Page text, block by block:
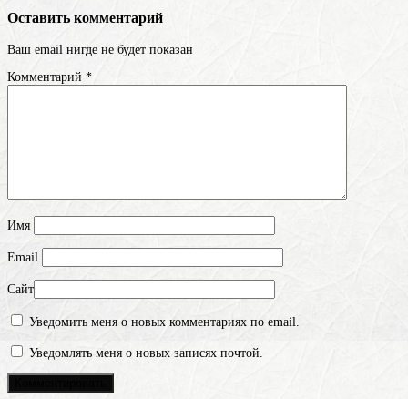
Оставить комментарий
Ваш email нигде не будет показан
Комментарий *
Имя
Email
Сайт
Уведомить меня о новых комментариях по email.
Уведомлять меня о новых записях почтой.